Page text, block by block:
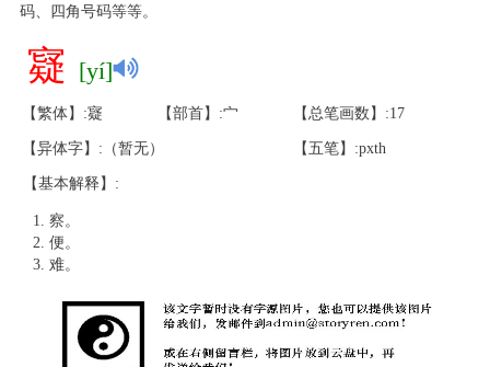
码、四角号码等等。
寲 [yí]
【繁体】:寲 【部首】:宀 【总笔画数】:17
【异体字】:（暂无） 【五笔】:pxth
【基本解释】:
察。
便。
难。